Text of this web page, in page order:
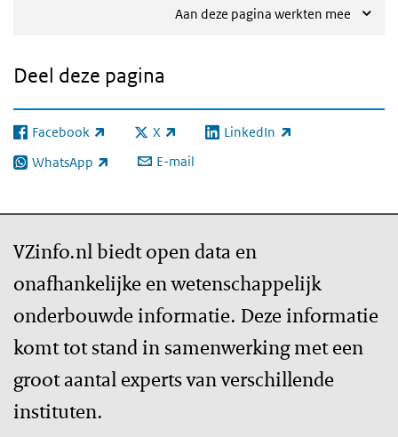
Aan deze pagina werkten mee
Deel deze pagina
Facebook
(externe link) X
(externe link) LinkedIn
(externe link)
WhatsApp
(externe link) E-mail
VZinfo.nl biedt open data en
onafhankelijke en wetenschappelijk
onderbouwde informatie. Deze informatie
komt tot stand in samenwerking met een
groot aantal experts van verschillende
instituten.